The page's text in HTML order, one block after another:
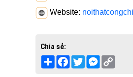
Website:
Chia sẻ:
ShareFacebook
TwitterMessenger
Copy
Link